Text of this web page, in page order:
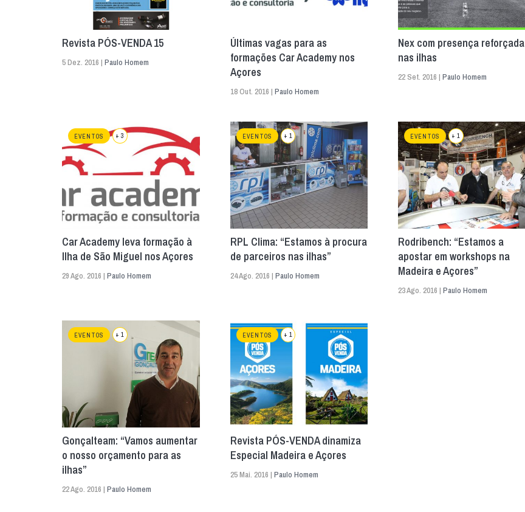
Revista PÓS-VENDA 15
5 Dez. 2016 | Paulo Homem
Últimas vagas para as
formações Car Academy nos
Açores
18 Out. 2016 | Paulo Homem
Nex com presença reforçada
nas ilhas
22 Set. 2016 |Paulo Homem
EVENTOS + 3
Car Academy leva formação à
Ilha de São Miguel nos Açores
29 Ago. 2016 | Paulo Homem
EVENTOS + 1
RPL Clima: “Estamos à procura
de parceiros nas ilhas”
24 Ago. 2016 | Paulo Homem
EVENTOS + 1
Rodribench: “Estamos a
apostar em workshops na
Madeira e Açores”
23 Ago. 2016 |Paulo Homem
EVENTOS + 1
Gonçalteam: “Vamos aumentar
o nosso orçamento para as
ilhas”
22 Ago. 2016 | Paulo Homem
EVENTOS + 1
Revista PÓS-VENDA dinamiza
Especial Madeira e Açores
25 Mai. 2016 | Paulo Homem